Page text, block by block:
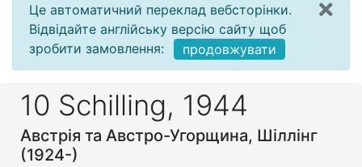
Це автоматичний переклад вебсторінки.
Відвідайте англійську версію сайту щоб
зробити замовлення:
продовжувати
10 Schilling, 1944
Австрія та Австро-Угорщина, Шіллінг
(1924-)